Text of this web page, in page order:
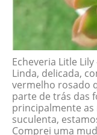
Echeveria Litle
Linda, delicada,
vermelho rosado
parte de trás das
principalmente as
suculenta,
Comprei uma